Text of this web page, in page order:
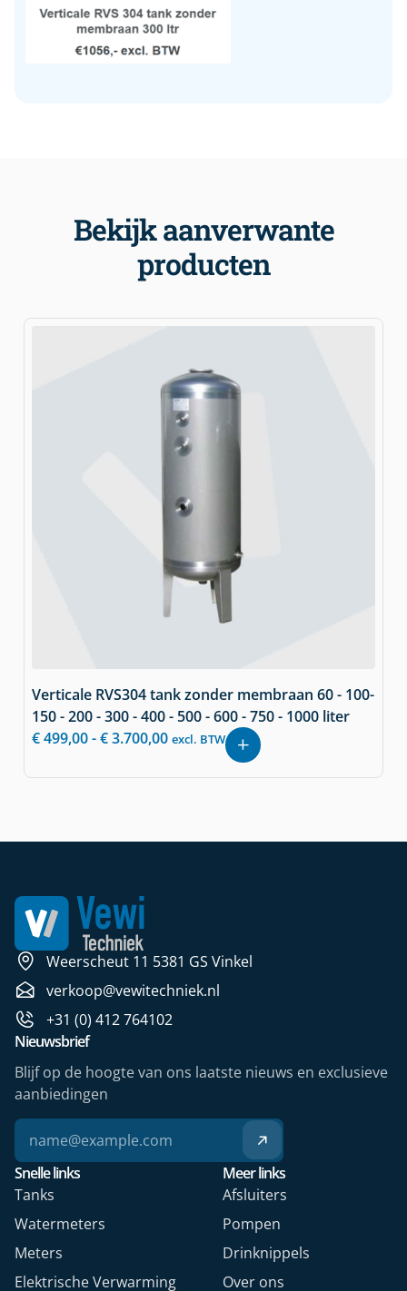
Bekijk aanverwante
producten
Verticale RVS304 tank zonder membraan 60 - 100-
150 - 200 - 300 - 400 - 500 - 600 - 750 - 1000 liter
€499,00-€3.700,00 excl. BTW
Weerscheut 11 5381 GS Vinkel
verkoop@vewitechniek.nl
+31 (0) 412 764102
Snelle links
Tanks
Watermeters
Meters
Elektrische Verwarming
Meer links
Afsluiters
Pompen
Drinknippels
Over ons
Nieuwsbrief
Blijf op de hoogte van ons laatste nieuws en exclusieve
aanbiedingen